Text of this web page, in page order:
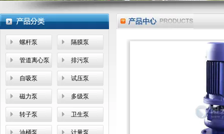
螺杆泵 隔膜泵
管道离心泵 排污泵
自吸泵 试压泵
磁力泵 多级泵
转子泵 卫生泵
油桶泵 计量泵